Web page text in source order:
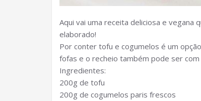
Aqui vai uma receita deliciosa e vegana
elaborado!
Por conter tofu e cogumelos é um
fofas e o recheio também pode ser
Ingredientes:
200g de tofu
200g de cogumelos paris frescos